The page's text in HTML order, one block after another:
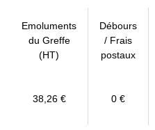
Emoluments
du Greffe
(HT)
Débours
/ Frais
postaux
38,26 € 0 €